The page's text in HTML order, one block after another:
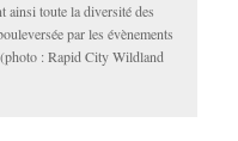
ainsi toute la diversité des
par les évènements
: Rapid City Wildland